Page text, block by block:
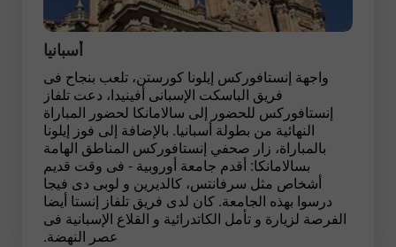
أسبانيا
واجهة إنستافوركس إيلونا كورستن، تلعب بنجاح فى
فريق الباسكت الإسبانى أفينيدا، دعت تلفاز
إنستافوركس للحضور إلى سالامانكا لحضور المباراة
النهائية من بطولة أسبانيا. بالإضافة إلى فوز إيلونا
بالمباراة، زار صحفي إنستافوركس المناطق الهامة
بسالامانكا: أقدم جامعة أوروبية - فى وقت قديم
أشخاص مثل سرفانتس، كالديرين و لوبى دى فيجا
درسوا بهذه الجامعة. كان لدى فريق تلفاز إنستا أيضا
الفرصة لزيارة و تأمل الكاتدرائية و القلاع الإسبانية فى
عصر النهضة.